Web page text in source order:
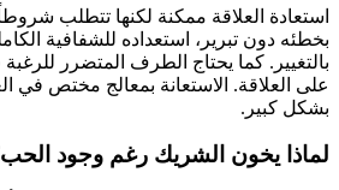
استعادة العلاقة ممكنة لكنها تتطلب
بخطئه دون تبرير، استعداده للشفافية
بالتغيير. كما يحتاج الطرف المتضرر
على العلاقة. الاستعانة بمعالج مختص في
بشكل كبير.
لماذا يخون الشريك رغم وجود